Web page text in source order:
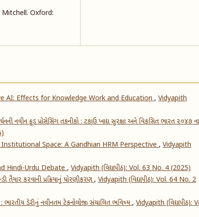
Mitchell. Oxford:
AI: Effects for Knowledge Work and Education , Vidyapith
નવીન ફૂડ પ્રોસેસિંગ તકનીકો : ટકાઉ ખાદ્ય સુરક્ષા અને વિકસિત ભારત ૨૦૪૭ ના
Space: A Gandhian HRM Perspective , Vidyapith
Hindi-Urdu Debate , Vidyapith (વિદ્યાપીઠ): Vol. 63 No. 4 (2025)
કરવાની પ્રક્રિયાનું ધોરણીકરણ, Vidyapith (વિદ્યાપીઠ): Vol. 64 No. 2
: ભારતીય ડેરીનું નવીનતમ ટેકનોલોજી સંચાલિત ભવિષ્ય, Vidyapith (વિદ્યાપીઠ):